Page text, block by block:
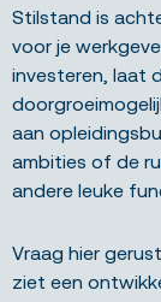
Stilstand is
voor je
investeren, laat
aan
ambities of de
andere leuke
Vraag hier
ziet een